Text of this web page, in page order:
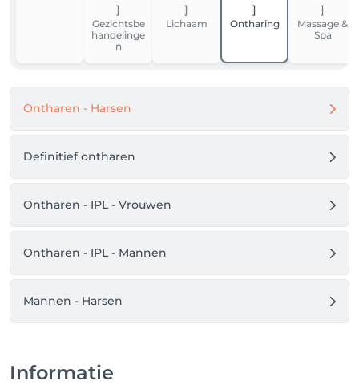
Gezichtsbe
handelinge
n
Lichaam Ontharing
Massage &
Spa
Ontharen - Harsen
Definitief ontharen
Ontharen - IPL - Vrouwen
Ontharen - IPL - Mannen
Mannen - Harsen
Informatie